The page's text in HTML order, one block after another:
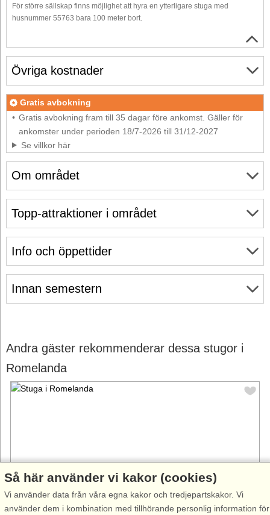
För större sällskap finns möjlighet att hyra en ytterligare stuga med
husnummer 55763 bara 100 meter bort.
Om området
Info och öppettider
Innan semestern
Övriga kostnader
Gratis avbokning
Gratis avbokning fram till 35 dagar före ankomst. Gäller för
ankomster under perioden 18/7-2026 till 31/12-2027
Se villkor här
Topp-attraktioner i området
Andra gäster rekommenderar dessa stugor i
Romelanda
Så här använder vi kakor (cookies)
Vi använder data från våra egna kakor och tredjepartskakor. Vi
använder dem i kombination med tillhörande personlig information för